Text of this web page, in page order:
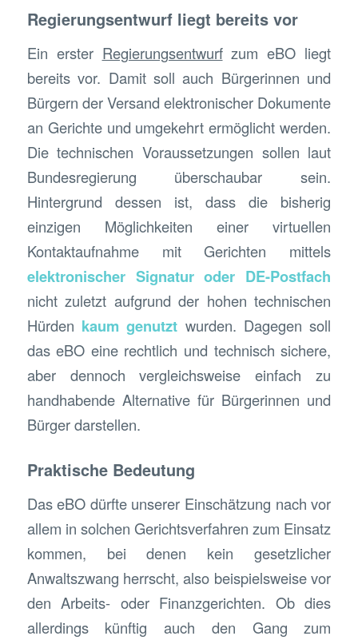
Regierungsentwurf liegt bereits vor
Ein erster Regierungsentwurfzum eBO liegt
bereits vor. Damit soll auch Bürgerinnen und
Bürgern der Versand elektronischer Dokumente
an Gerichte und umgekehrt ermöglicht werden.
Die technischen Voraussetzungen sollen laut
Bundesregierung überschaubar sein.
Hintergrund dessen ist, dass die bisherig
einzigen Möglichkeiten einer virtuellen
Kontaktaufnahme mit Gerichten mittels
elektronischer Signatur oder DE-Postfach
nicht zuletzt aufgrund der hohen technischen
Hürden kaum genutzt wurden. Dagegen soll
das eBO eine rechtlich und technisch sichere,
aber dennoch vergleichsweise einfach zu
handhabende Alternative für Bürgerinnen und
Bürger darstellen.
Praktische Bedeutung
Das eBO dürfte unserer Einschätzung nach vor
allem in solchen Gerichtsverfahren zum Einsatz
kommen, bei denen kein gesetzlicher
Anwaltszwang herrscht, also beispielsweise vor
den Arbeits- oder Finanzgerichten. Ob dies
allerdings künftig auch den Gang zum